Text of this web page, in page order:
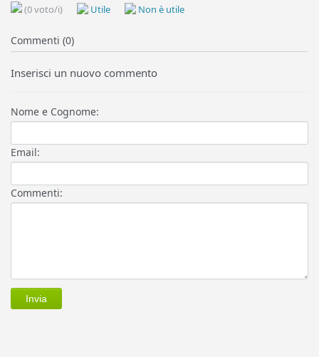
(0 voto/i) Utile Non è utile
Commenti (0)
Inserisci un nuovo commento
Nome e Cognome:
Email:
Commenti: